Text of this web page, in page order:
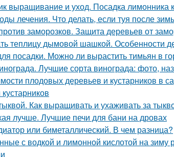
выращивание и уход. Посадка лимонника
лечения. Что делать, если туя после
заморозков. Защита деревьев от
теплицу дымовой шашкой. Особенности
посадки. Можно ли вырастить тимьян в
Лучшие сорта винограда: фото,
плодовых деревьев и кустарников в
Как выращивать и ухаживать за
лучше. Лучшие печи для бани на дровах
или биметаллический. В чем разница?
с водкой и лимонной кислотой на